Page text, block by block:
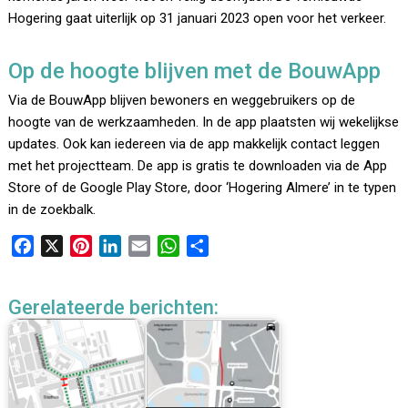
Hogering gaat uiterlijk op 31 januari 2023 open voor het verkeer.
Op de hoogte blijven met de BouwApp
Via de BouwApp blijven bewoners en weggebruikers op de
hoogte van de werkzaamheden. In de app plaatsten wij wekelijkse
updates. Ook kan iedereen via de app makkelijk contact leggen
met het projectteam. De app is gratis te downloaden via de App
Store of de Google Play Store, door ‘Hogering Almere’ in te typen
in de zoekbalk.
e
b
o
o
k
t
e
r
e
s
k
d
I
n
i
l
W
t
s
A
p
p
e
n
Gerelateerde berichten: